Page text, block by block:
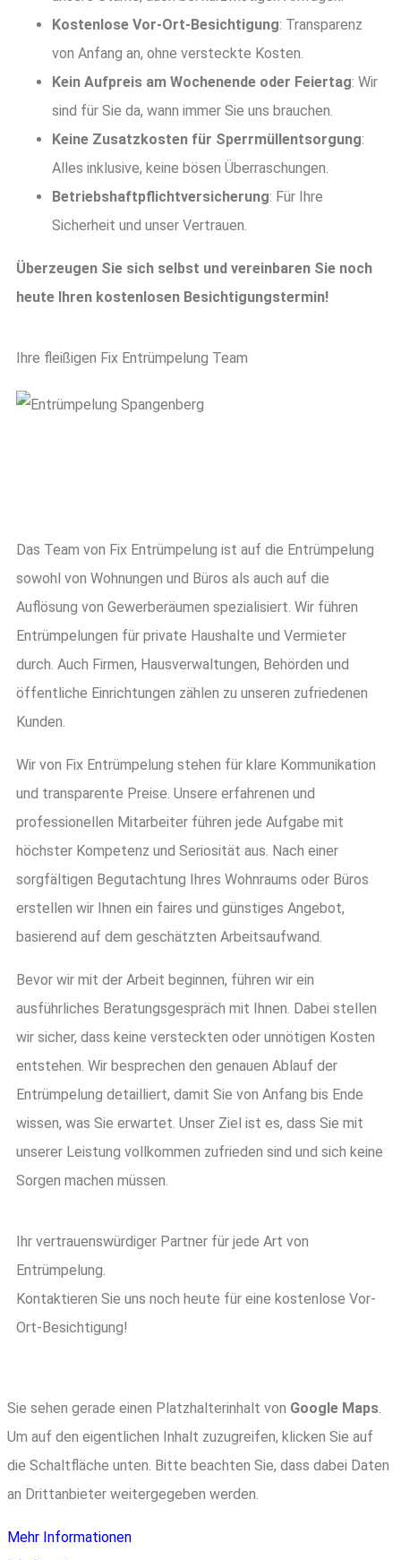
Kostenlose Vor-Ort-Besichtigung: Transparenz
von Anfang an, ohne versteckte Kosten.
Kein Aufpreis am Wochenende oder Feiertag: Wir
sind für Sie da, wann immer Sie uns brauchen.
Keine Zusatzkosten für Sperrmüllentsorgung:
Alles inklusive, keine bösen Überraschungen.
Betriebshaftpflichtversicherung: Für Ihre
Sicherheit und unser Vertrauen.
Überzeugen Sie sich selbst und vereinbaren Sie noch
heute Ihren kostenlosen Besichtigungstermin!
Ihre fleißigen Fix Entrümpelung Team
Das Team von Fix Entrümpelung ist auf die Entrümpelung
sowohl von Wohnungen und Büros als auch auf die
Auflösung von Gewerberäumen spezialisiert. Wir führen
Entrümpelungen für private Haushalte und Vermieter
durch. Auch Firmen, Hausverwaltungen, Behörden und
öffentliche Einrichtungen zählen zu unseren zufriedenen
Kunden.
Wir von Fix Entrümpelung stehen für klare Kommunikation
und transparente Preise. Unsere erfahrenen und
professionellen Mitarbeiter führen jede Aufgabe mit
höchster Kompetenz und Seriosität aus. Nach einer
sorgfältigen Begutachtung Ihres Wohnraums oder Büros
erstellen wir Ihnen ein faires und günstiges Angebot,
basierend auf dem geschätzten Arbeitsaufwand.
Bevor wir mit der Arbeit beginnen, führen wir ein
ausführliches Beratungsgespräch mit Ihnen. Dabei stellen
wir sicher, dass keine versteckten oder unnötigen Kosten
entstehen. Wir besprechen den genauen Ablauf der
Entrümpelung detailliert, damit Sie von Anfang bis Ende
wissen, was Sie erwartet. Unser Ziel ist es, dass Sie mit
unserer Leistung vollkommen zufrieden sind und sich keine
Sorgen machen müssen.
Ihr vertrauenswürdiger Partner für jede Art von
Entrümpelung.
Kontaktieren Sie uns noch heute für eine kostenlose Vor-
Ort-Besichtigung!
Sie sehen gerade einen Platzhalterinhalt von Google Maps.
Um auf den eigentlichen Inhalt zuzugreifen, klicken Sie auf
die Schaltfläche unten. Bitte beachten Sie, dass dabei Daten
an Drittanbieter weitergegeben werden.
Mehr Informationen